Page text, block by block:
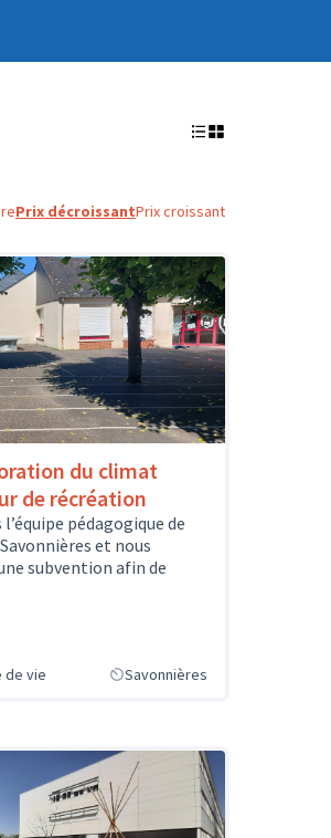
Prix décroissantPrix croissant
du climat
de récréation
pédagogique de
et nous
subvention afin de
de vie Savonnières